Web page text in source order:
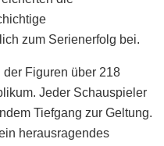
zum Serienerfolg bei.
Figuren über 218
Jeder Schauspieler
Tiefgang zur Geltung.
herausragendes